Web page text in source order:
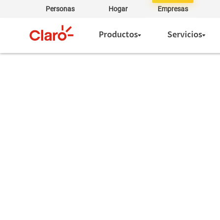
Personas Hogar Empresas
Productos Servicios